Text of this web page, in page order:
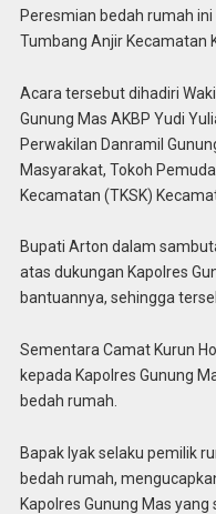
Peresmian bedah rumah
Tumbang Anjir Kecamatan
Acara tersebut dihadiri
Gunung Mas AKBP Yudi
Perwakilan Danramil
Masyarakat, Tokoh
Kecamatan (TKSK)
Bupati Arton dalam
atas dukungan Kapolres
bantuannya, sehingga
Sementara Camat Kurun
kepada Kapolres Gunung
bedah rumah.
Bapak Iyak selaku pemilik
bedah rumah,
Kapolres Gunung Mas